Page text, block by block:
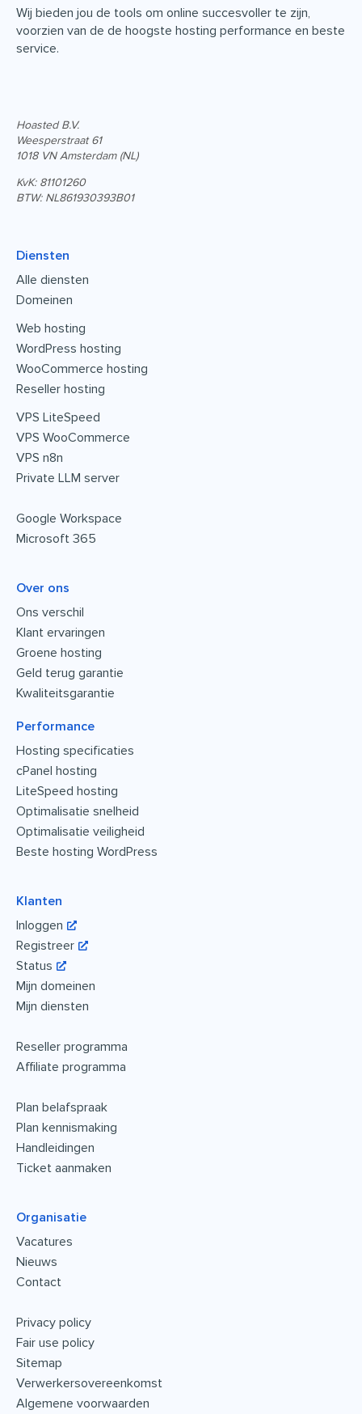
Wij bieden jou de tools om online succesvoller te zijn,
voorzien van de de hoogste hosting performance en beste
service.
Hoasted B.V.
Weesperstraat 61
1018 VN Amsterdam (NL)
KvK: 81101260
BTW: NL861930393B01
Diensten
Alle diensten
Domeinen
Web hosting
WordPress hosting
WooCommerce hosting
Reseller hosting
VPS LiteSpeed
VPS WooCommerce
VPS n8n
Private LLM server
Google Workspace
Microsoft 365
Over ons
Ons verschil
Klant ervaringen
Groene hosting
Geld terug garantie
Kwaliteitsgarantie
Performance
Hosting specificaties
cPanel hosting
LiteSpeed hosting
Optimalisatie snelheid
Optimalisatie veiligheid
Beste hosting WordPress
Klanten
Inloggen
Registreer
Status
Mijn domeinen
Mijn diensten
Reseller programma
Affiliate programma
Plan belafspraak
Plan kennismaking
Handleidingen
Ticket aanmaken
Organisatie
Vacatures
Nieuws
Contact
Privacy policy
Fair use policy
Sitemap
Verwerkersovereenkomst
Algemene voorwaarden